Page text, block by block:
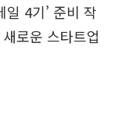
4기’ 준비 작
로운 스타트업